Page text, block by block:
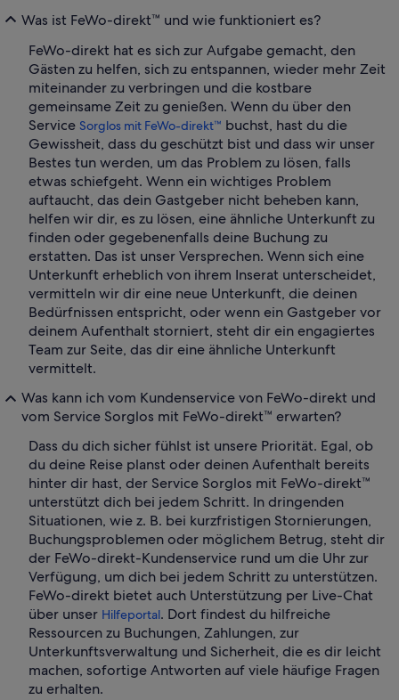
Was ist FeWo-direkt™ und wie funktioniert es?
FeWo-direkt hat es sich zur Aufgabe gemacht, den
Gästen zu helfen, sich zu entspannen, wieder mehr Zeit
miteinander zu verbringen und die kostbare
gemeinsame Zeit zu genießen. Wenn du über den
Service Sorglos mit FeWo-direkt™ buchst, hast du die
Gewissheit, dass du geschützt bist und dass wir unser
Bestes tun werden, um das Problem zu lösen, falls
etwas schiefgeht. Wenn ein wichtiges Problem
auftaucht, das dein Gastgeber nicht beheben kann,
helfen wir dir, es zu lösen, eine ähnliche Unterkunft zu
finden oder gegebenenfalls deine Buchung zu
erstatten. Das ist unser Versprechen. Wenn sich eine
Unterkunft erheblich von ihrem Inserat unterscheidet,
vermitteln wir dir eine neue Unterkunft, die deinen
Bedürfnissen entspricht, oder wenn ein Gastgeber vor
deinem Aufenthalt storniert, steht dir ein engagiertes
Team zur Seite, das dir eine ähnliche Unterkunft
vermittelt.
Was kann ich vom Kundenservice von FeWo-direkt und
vom Service Sorglos mit FeWo-direkt™ erwarten?
Dass du dich sicher fühlst ist unsere Priorität. Egal, ob
du deine Reise planst oder deinen Aufenthalt bereits
hinter dir hast, der Service Sorglos mit FeWo-direkt™
unterstützt dich bei jedem Schritt. In dringenden
Situationen, wie z. B. bei kurzfristigen Stornierungen,
Buchungsproblemen oder möglichem Betrug, steht dir
der FeWo-direkt-Kundenservice rund um die Uhr zur
Verfügung, um dich bei jedem Schritt zu unterstützen.
FeWo-direkt bietet auch Unterstützung per Live-Chat
über unser Hilfeportal. Dort findest du hilfreiche
Ressourcen zu Buchungen, Zahlungen, zur
Unterkunftsverwaltung und Sicherheit, die es dir leicht
machen, sofortige Antworten auf viele häufige Fragen
zu erhalten.